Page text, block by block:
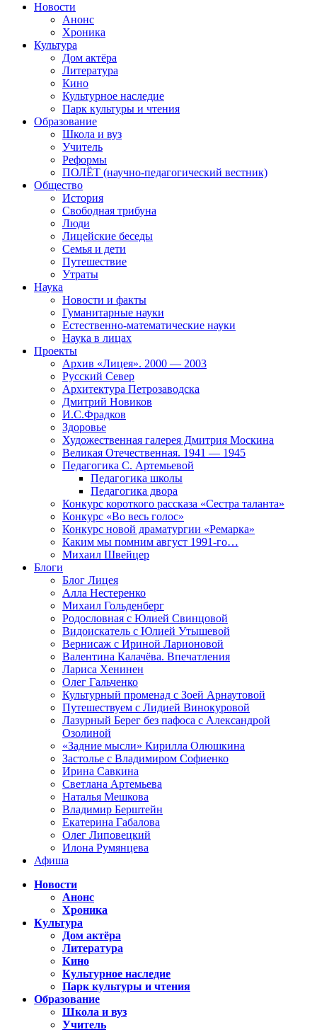
Новости
Анонс
Хроника
Культура
Дом актёра
Литература
Кино
Культурное наследие
Парк культуры и чтения
Образование
Школа и вуз
Учитель
Реформы
ПОЛЁТ (научно-педагогический вестник)
Общество
История
Свободная трибуна
Люди
Лицейские беседы
Семья и дети
Путешествие
Утраты
Наука
Новости и факты
Гуманитарные науки
Естественно-математические науки
Наука в лицах
Проекты
Архив «Лицея». 2000 — 2003
Русский Север
Архитектура Петрозаводска
Дмитрий Новиков
И.С.Фрадков
Здоровье
Художественная галерея Дмитрия Москина
Великая Отечественная. 1941 — 1945
Педагогика С. Артемьевой
Педагогика школы
Педагогика двора
Конкурс короткого рассказа «Сестра таланта»
Конкурс «Во весь голос»
Конкурс новой драматургии «Ремарка»
Каким мы помним август 1991-го…
Михаил Швейцер
Блоги
Блог Лицея
Алла Нестеренко
Михаил Гольденберг
Родословная с Юлией Свинцовой
Видоискатель с Юлией Утышевой
Вернисаж с Ириной Ларионовой
Валентина Калачёва. Впечатления
Лариса Хенинен
Олег Гальченко
Культурный променад с Зоей Арнаутовой
Путешествуем с Лидией Винокуровой
Лазурный Берег без пафоса с Александрой
Озолиной
«Задние мысли» Кирилла Олюшкина
Застолье с Владимиром Софиенко
Ирина Савкина
Светлана Артемьева
Наталья Мешкова
Владимир Берштейн
Екатерина Габалова
Олег Липовецкий
Илона Румянцева
Афиша
Новости
Анонс
Хроника
Культура
Дом актёра
Литература
Кино
Культурное наследие
Парк культуры и чтения
Образование
Школа и вуз
Учитель